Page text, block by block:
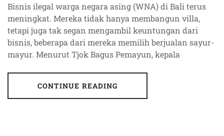
Bisnis ilegal warga negara asing (WNA) di Bali terus
meningkat. Mereka tidak hanya membangun villa,
tetapi juga tak segan mengambil keuntungan dari
bisnis, beberapa dari mereka memilih berjualan sayur-
mayur. Menurut Tjok Bagus Pemayun, kepala
CONTINUE READING